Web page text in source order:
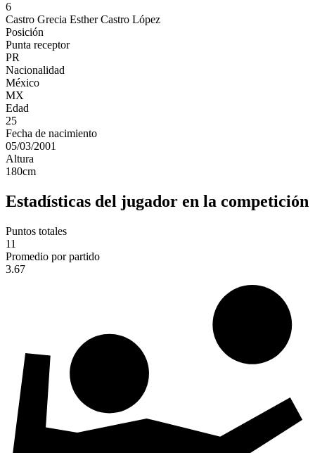
6
Castro Grecia Esther Castro López
Posición
Punta receptor
PR
Nacionalidad
México
MX
Edad
25
Fecha de nacimiento
05/03/2001
Altura
180cm
Estadísticas del jugador en la competición
Puntos totales
11
Promedio por partido
3.67